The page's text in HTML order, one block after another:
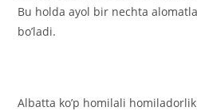
Bu holda ayol bir nechta
bo’ladi.
Albatta ko’p homilali